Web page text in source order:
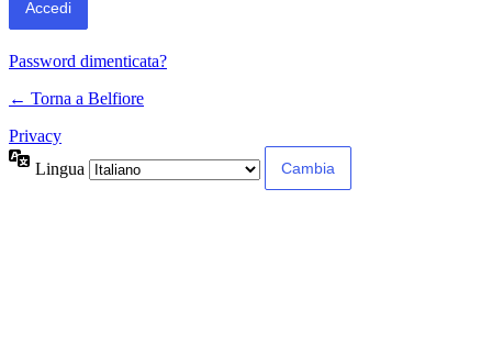
Password dimenticata?
← Torna a Belfiore
Privacy
Lingua